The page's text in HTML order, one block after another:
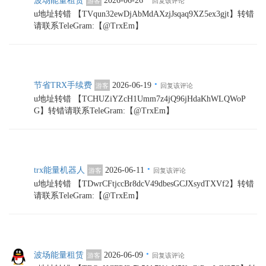
u地址转错 【TVqun32ewDjAbMdAXzjJsqaq9XZ5ex3gjt】转错
请联系TeleGram:【@TrxEm】
节省TRX手续费 游客 2026-06-19 · 回复该评论
u地址转错 【TCHUZiYZcH1Umm7z4jQ96jHdaKhWLQWoP
G】转错请联系TeleGram:【@TrxEm】
trx能量机器人 游客 2026-06-11 · 回复该评论
u地址转错 【TDwrCFtjccBr8dcV49dbesGCJXsydTXVf2】转错
请联系TeleGram:【@TrxEm】
波场能量租赁 游客 2026-06-09 · 回复该评论